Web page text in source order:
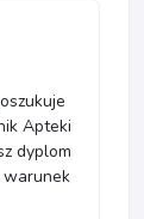
Apteki
dyplom
warunek